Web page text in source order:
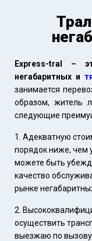
Express-tral –
негабаритных и
занимается
образом, житель
следующие
Адекватную
порядок ниже, чем
можете быть
качество
рынке
осуществить
выезжаю по вызову